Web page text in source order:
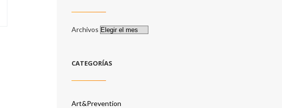
Archivos
CATEGORÍAS
Art&Prevention